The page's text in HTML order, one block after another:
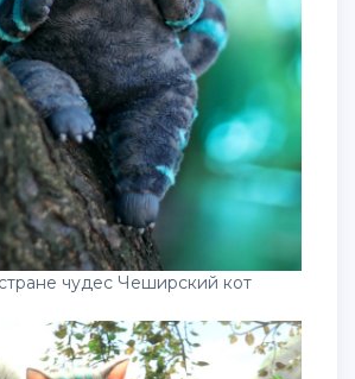
чудес Чеширский кот